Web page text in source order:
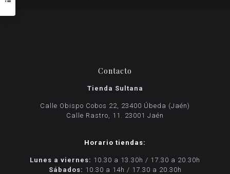
Contacto
Tienda Sultana
Calle Obispo Cobos 22, 23400 Úbeda (Jaén)
Calle Rastro, 11. 23001 Jaén
Horario tiendas:
Lunes a viernes: 10.30 a 13.30h / 17.30 a 20.30h
Sábados: 10.30 a 14h / 17.30 a 20.30h